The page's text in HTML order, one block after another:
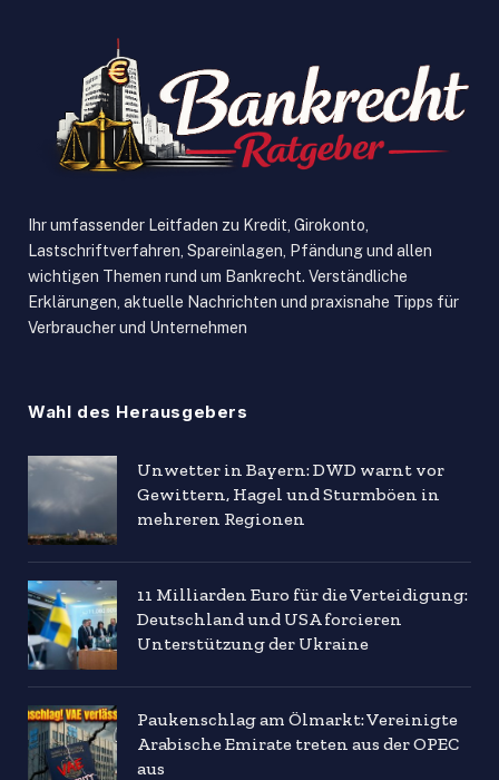
Ihr umfassender Leitfaden zu Kredit, Girokonto,
Lastschriftverfahren, Spareinlagen, Pfändung und allen
wichtigen Themen rund um Bankrecht. Verständliche
Erklärungen, aktuelle Nachrichten und praxisnahe Tipps für
Verbraucher und Unternehmen
Wahl des Herausgebers
Unwetter in Bayern: DWD warnt vor
Gewittern, Hagel und Sturmböen in
mehreren Regionen
11 Milliarden Euro für die Verteidigung:
Deutschland und USA forcieren
Unterstützung der Ukraine
Paukenschlag am Ölmarkt: Vereinigte
Arabische Emirate treten aus der OPEC
aus